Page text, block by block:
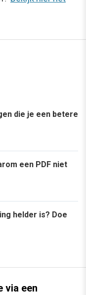
die je een betere
een PDF niet
helder is? Doe
via een